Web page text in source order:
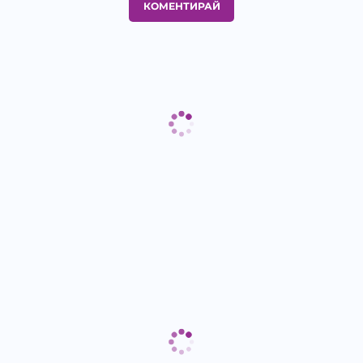
КОМЕНТИРАЙ